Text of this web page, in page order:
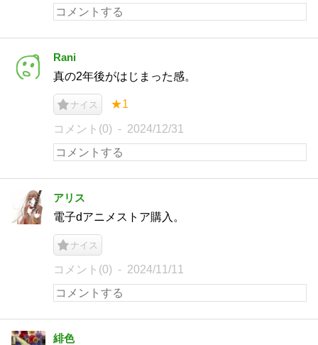
Rani
真の2年後がはじまった感。
ナイス ★1
コメント(0) 2024/12/31
アリス
電子dアニメストア購入。
ナイス
コメント(0) 2024/11/11
緋色